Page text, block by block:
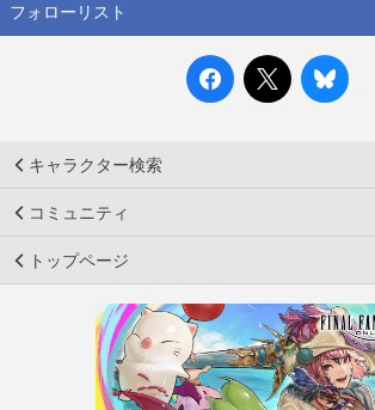
フォローリスト
キャラクター検索
コミュニティ
トップページ